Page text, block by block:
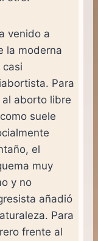
venido a
la moderna
casi
Para
aborto libre
suele
el
muy
y no
añadió
Para
frente al